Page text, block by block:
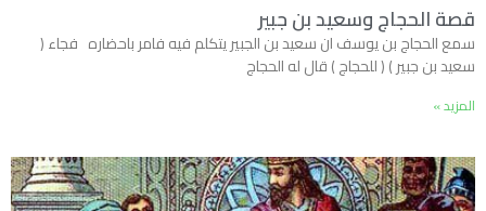
قصة الحجاج وسعيد بن جبير
سمع الحجاج بن يوسف ان سعيد بن الجبير يتكلم فيه فامر باحضاره فجاء (
سعيد بن جبير ) ( للحجاج ) قال له الحجاج
المزيد »